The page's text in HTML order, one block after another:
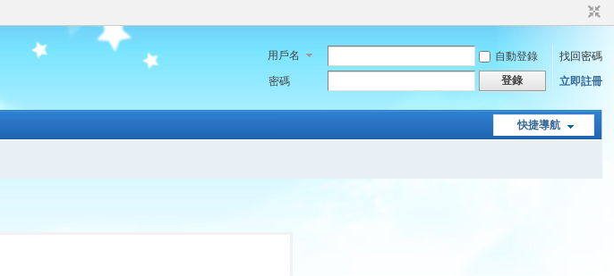
用戶名 自動登錄
找回密碼
密碼
登錄 立即註冊
快捷導航